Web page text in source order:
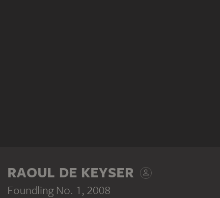
RAOUL DE KEYSER
Foundling No. 1 , 2008